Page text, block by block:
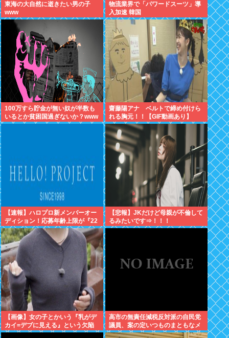
東海の大自然に逝きたい男の子
www
物流業界で「パワードスーツ」導
入加速 韓国
100万すら貯金が無い奴が半数も
いるとか貧困国過ぎないか？www
齋藤陽アナ ベルトで締め付けら
れる胸元！！【GIF動画あり】
【速報】ハロプロ新メンバーオー
ディション！応募年齢上限が『22
歳』に引き上げられる
【悲報】JKだけど母親が不倫して
るみたいです⇒！！！
【画像】女の子とかいう『乳がデ
カイ=デブに見える』という欠陥
構造www
高市の無責任減税反対派の自民党
議員、案の定いつものまともなメ
ンツだったwww